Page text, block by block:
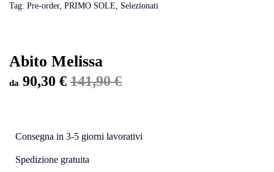
Tag: Pre-order, PRIMO SOLE Selezionati
Abito Melissa
da 90,30 € 141,90€
Consegna in 3-5 giorni lavorativi
Spedizione gratuita